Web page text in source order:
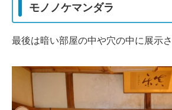
モノノケマンダラ
最後は暗い部屋の中や穴の中に展示さ